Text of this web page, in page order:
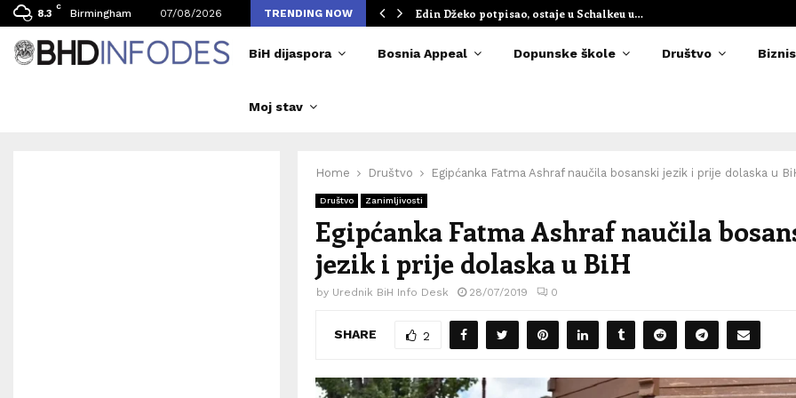
8.3
C
Birmingham 07/08/2026 TRENDING NOW
broj posjetilaca tokom Merlinovih koncerata Edin Džeko potpisao, ostaje u Schalkeu u…
BiH dijaspora Bosnia Appeal Dopunske škole Društvo Biznis
Moj stav
Home Društvo Egipćanka Fatma Ashraf naučila bosanski jezik i prije dolaska u
Društvo Zanimljivosti
Egipćanka Fatma Ashraf naučila
jezik i prije dolaska u BiH
by Urednik BiH Info Desk 28/07/2019 0
SHARE 2